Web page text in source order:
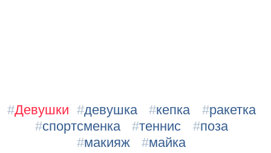
#Девушки #девушка #кепка #ракетка
#спортсменка #теннис #поза
#макияж #майка